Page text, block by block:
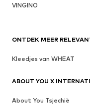
VINGINO
ONTDEK MEER
Kleedjes van WHEAT
ABOUT YOU X
About You Tsjechië